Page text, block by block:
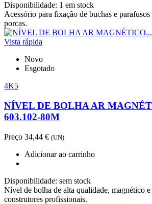
Disponibilidade: 1 em stock
Acessório para fixação de buchas e parafusos
porcas.
Vista rápida
Novo
Esgotado
4K5
NÍVEL DE BOLHA AR
603.102-80M
Preço 34,44 € (UN)
Adicionar ao carrinho
Disponibilidade: sem stock
Nível de bolha de alta qualidade, magnético
construtores profissionais.